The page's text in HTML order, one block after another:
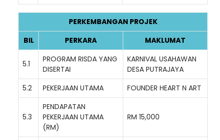
PERKEMBANGAN PROJEK
BIL
PERKARA MAKLUMAT
5.1
PROGRAM RISDA YANG
DISERTAI
KARNIVAL USAHAWAN
DESA PUTRAJAYA
5.2
PEKERJAAN UTAMA FOUNDER HEART N ART
5.3
PENDAPATAN
PEKERJAAN UTAMA
(RM)
RM 15,000